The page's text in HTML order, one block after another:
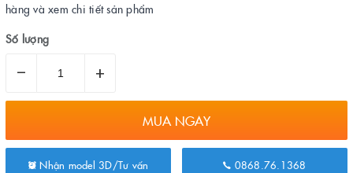
hàng và xem chi tiết sản phẩm
Số lượng
– +
MUA NGAY
Nhận model 3D/Tư vấn 0868.76.1368